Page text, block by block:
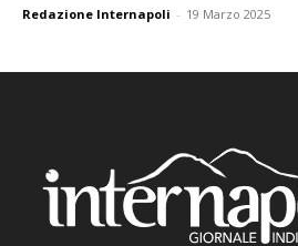
Redazione Internapoli - 19 Marzo 2025